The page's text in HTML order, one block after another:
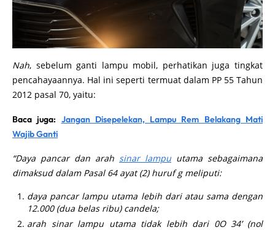
Nah, sebelum ganti lampu mobil, perhatikan juga tingkat
pencahayaannya. Hal ini seperti termuat dalam PP 55 Tahun
2012 pasal 70, yaitu:
Baca juga: Jangan Disepelekan, Lampu Rem Belakang Mati
Wajib Ganti
“Daya pancar dan arah sinar lampu utama sebagaimana
dimaksud dalam Pasal 64 ayat (2) huruf g meliputi:
daya pancar lampu utama lebih dari atau sama dengan
12.000 (dua belas ribu) candela;
arah sinar lampu utama tidak lebih dari 0O 34’ (nol